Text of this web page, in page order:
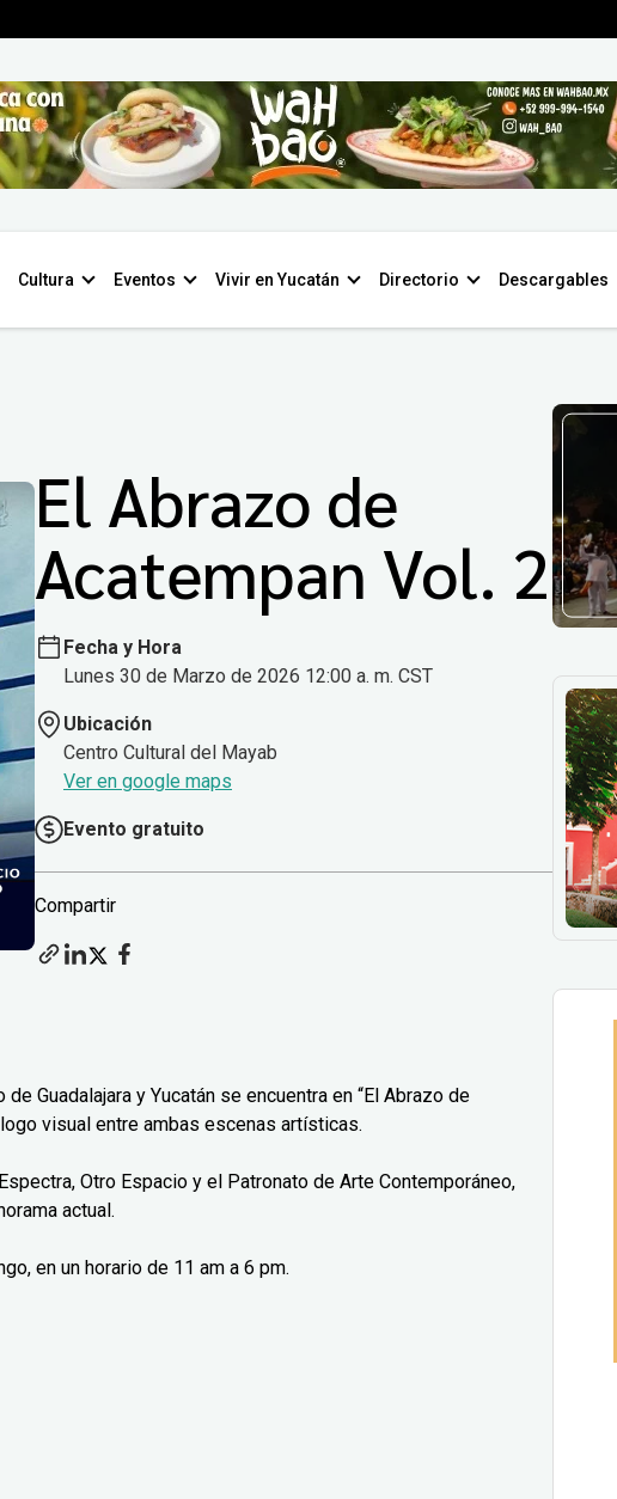
Cultura Eventos Vivir en Yucatán Directorio Descargables
El Abrazo de
Acatempan Vol. 2
Fecha y Hora
Lunes 30 de Marzo de 2026 12:00 a. m. CST
Ubicación
Centro Cultural del Mayab
Ver en google maps
Evento gratuito
Compartir
Guadalajara y Yucatán se encuentra en “El Abrazo de
visual entre ambas escenas artísticas.
Otro Espacio y el Patronato de Arte Contemporáneo,
actual.
en un horario de 11 am a 6 pm.